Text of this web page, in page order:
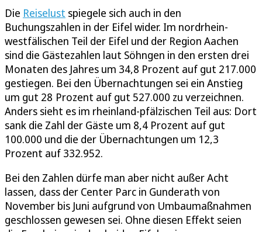
Die Reiselust spiegele sich auch in den
Buchungszahlen in der Eifel wider. Im nordrhein-
westfälischen Teil der Eifel und der Region Aachen
sind die Gästezahlen laut Söhngen in den ersten drei
Monaten des Jahres um 34,8 Prozent auf gut 217.000
gestiegen. Bei den Übernachtungen sei ein Anstieg
um gut 28 Prozent auf gut 527.000 zu verzeichnen.
Anders sieht es im rheinland-pfälzischen Teil aus: Dort
sank die Zahl der Gäste um 8,4 Prozent auf gut
100.000 und die der Übernachtungen um 12,3
Prozent auf 332.952.
Bei den Zahlen dürfe man aber nicht außer Acht
lassen, dass der Center Parc in Gunderath von
November bis Juni aufgrund von Umbaumaßnahmen
geschlossen gewesen sei. Ohne diesen Effekt seien